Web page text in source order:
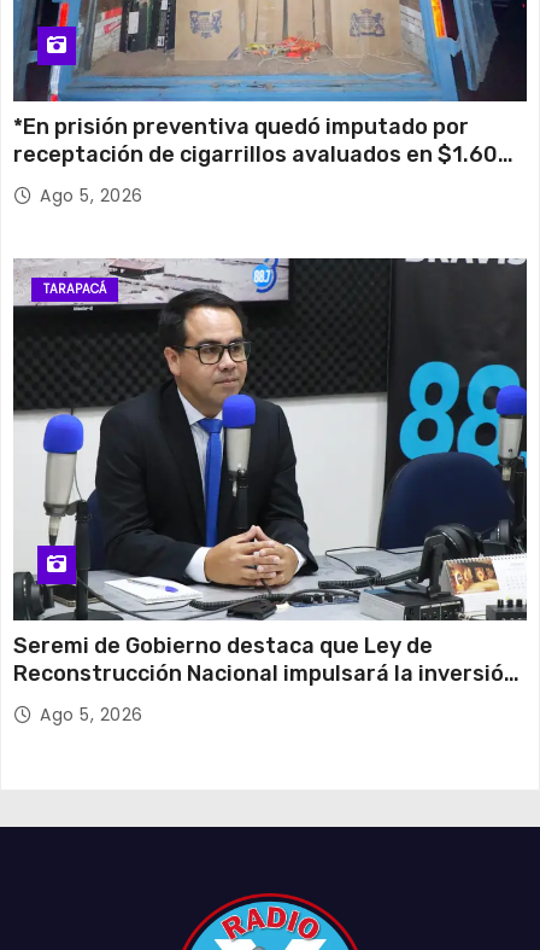
*En prisión preventiva quedó imputado por
receptación de cigarrillos avaluados en $1.600
millones*
Ago 5, 2026
TARAPACÁ
Seremi de Gobierno destaca que Ley de
Reconstrucción Nacional impulsará la inversión
y el empleo en Tarapacá
Ago 5, 2026